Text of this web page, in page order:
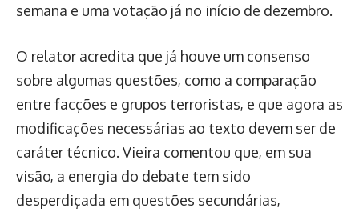
semana e uma votação já no início de dezembro.
O relator acredita que já houve um consenso
sobre algumas questões, como a comparação
entre facções e grupos terroristas, e que agora as
modificações necessárias ao texto devem ser de
caráter técnico. Vieira comentou que, em sua
visão, a energia do debate tem sido
desperdiçada em questões secundárias,